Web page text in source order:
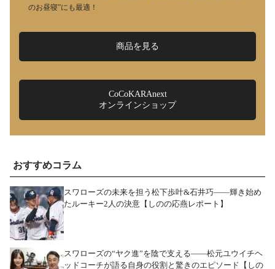
のお昼寝”にも最適！
商品を見る
CoCoKARAnext
オンラインショップ
おすすめコラム
スワローズの未来を担う松下歩叶&石井巧――輝き始め
たルーキー2人の決意【しのの応燕レポート】
スワローズの“ヤク進”を陰で支える――松元ユウイチヘ
ッドコーチが語る自身の役割と驚きのエピソード【しの